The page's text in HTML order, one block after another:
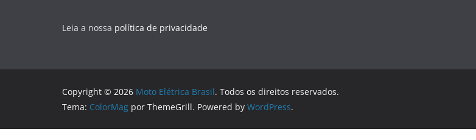
Leia a nossa política de privacidade
Copyright © 2026 Moto Elétrica Brasil. Todos os direitos reservados.
Tema: ColorMag por ThemeGrill. Powered by WordPress.